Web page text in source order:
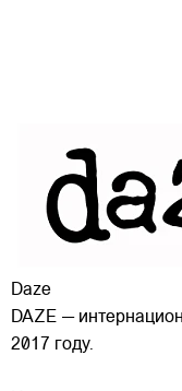
Daze
DAZE —
2017 году.